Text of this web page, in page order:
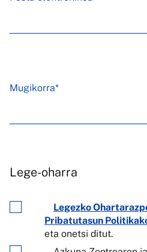
Mugikorra*
Lege-oharra
Legezko
Pribatutasun
eta onetsi ditut.